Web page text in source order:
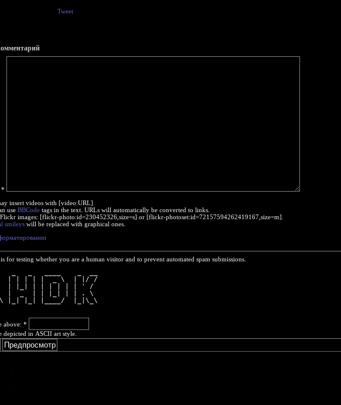
Tweet
*
insert videos with [video:URL]
use BBCode tags in the text. URLs will automatically be converted to links.
images: [flickr-photo:id=230452326,size=s] or [flickr-photoset:id=72157594262419167,size=m].
smileys will be replaced with graphical ones.
for testing whether you are a human visitor and to prevent automated spam submissions.
| | | | |  _ \  | |/ /
| |_| | | | | | | ' /
|  _  | | |_| | | . \
|_| |_| |____/  |_|\_\
above: *
depicted in ASCII art style.